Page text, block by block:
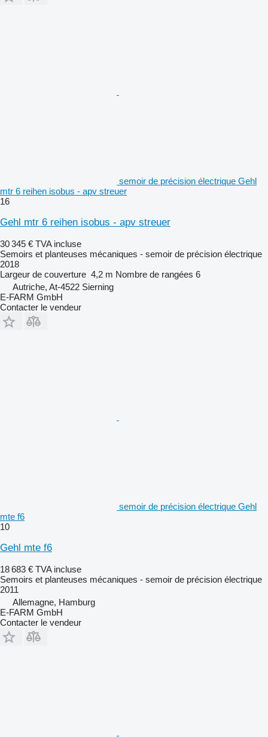
semoir de précision électrique Gehl
mtr 6 reihen isobus - apv streuer
16
Gehl mtr 6 reihen isobus - apv streuer
30 345 € TVA incluse
Semoirs et planteuses mécaniques - semoir de précision électrique
2018
Largeur de couverture 4,2 m Nombre de rangées 6
Autriche, At-4522 Sierning
E-FARM GmbH
Contacter le vendeur
semoir de précision électrique Gehl
mte f6
10
Gehl mte f6
18 683 € TVA incluse
Semoirs et planteuses mécaniques - semoir de précision électrique
2011
Allemagne, Hamburg
E-FARM GmbH
Contacter le vendeur